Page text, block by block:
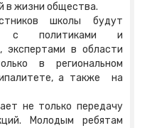
в жизни общества.
школы будут
с политиками и
экспертами в области
в региональном
а также на
не только передачу
Молодым ребятам